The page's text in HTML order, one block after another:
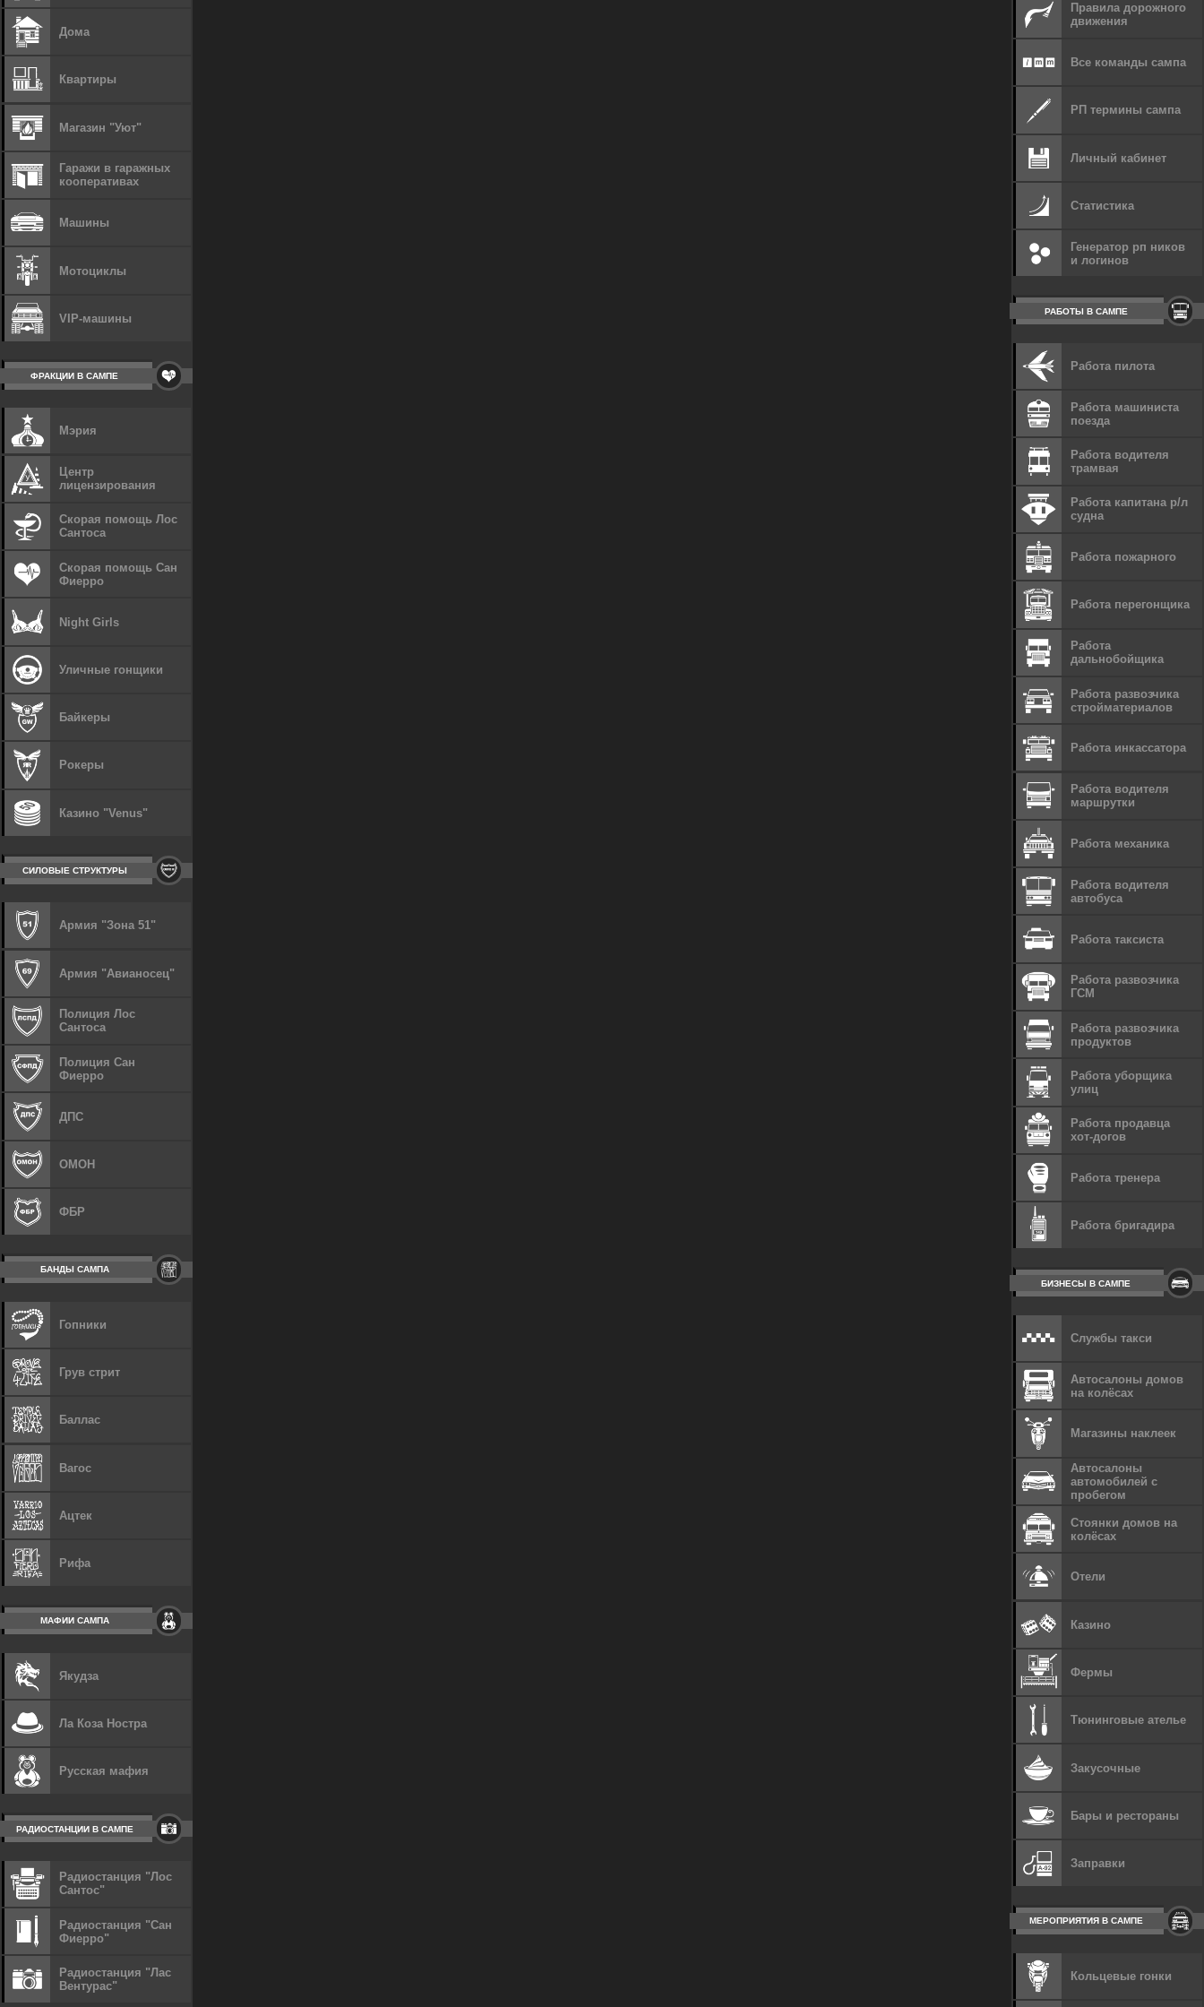
Дома
Квартиры
Магазин "Уют"
Гаражи в гаражных
кооперативах
Машины
Мотоциклы
VIP-машины
ФРАКЦИИ В САМПЕ
Мэрия
Центр
лицензирования
Скорая помощь Лос
Сантоса
Скорая помощь Сан
Фиерро
Night Girls
Уличные гонщики
Байкеры
Рокеры
Казино "Venus"
СИЛОВЫЕ СТРУКТУРЫ
Армия "Зона 51"
Армия "Авианосец"
Полиция Лос
Сантоса
Полиция Сан
Фиерро
ДПС
ОМОН
ФБР
БАНДЫ САМПА
Гопники
Грув стрит
Баллас
Вагос
Ацтек
Рифа
МАФИИ САМПА
Якудза
Ла Коза Ностра
Русская мафия
РАДИОСТАНЦИИ В САМПЕ
Радиостанция "Лос
Сантос"
Радиостанция "Сан
Фиерро"
Радиостанция "Лас
Вентурас"
Правила дорожного
движения
Все команды сампа
РП термины сампа
Личный кабинет
Статистика
Генератор рп ников
и логинов
РАБОТЫ В САМПЕ
Работа пилота
Работа машиниста
поезда
Работа водителя
трамвая
Работа капитана р/л
судна
Работа пожарного
Работа перегонщика
Работа
дальнобойщика
Работа развозчика
стройматериалов
Работа инкассатора
Работа водителя
маршрутки
Работа механика
Работа водителя
автобуса
Работа таксиста
Работа развозчика
ГСМ
Работа развозчика
продуктов
Работа уборщика
улиц
Работа продавца
хот-догов
Работа тренера
Работа бригадира
БИЗНЕСЫ В САМПЕ
Службы такси
Автосалоны домов
на колёсах
Магазины наклеек
Автосалоны
автомобилей с
пробегом
Стоянки домов на
колёсах
Отели
Казино
Фермы
Тюнинговые ателье
Закусочные
Бары и рестораны
Заправки
МЕРОПРИЯТИЯ В САМПЕ
Кольцевые гонки